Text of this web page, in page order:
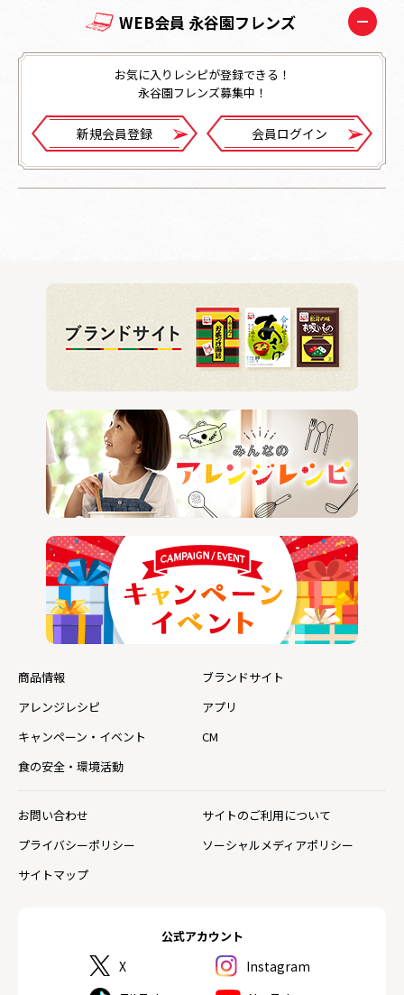
WEB会員 永谷園フレンズ
お気に入りレシピが登録できる！
永谷園フレンズ募集中！
新規会員登録 会員ログイン
公式アカウント
X
Instagram
商品情報
ブランドサイト
アレンジレシピ
アプリ
キャンペーン・イベント
CM
食の安全・環境活動
お問い合わせ
サイトのご利用について
プライバシーポリシー
ソーシャルメディアポリシー
サイトマップ